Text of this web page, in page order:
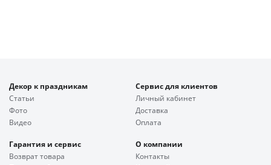
Декор к праздникам
Статьи
Фото
Видео
Сервис для клиентов
Личный кабинет
Доставка
Оплата
Гарантия и сервис
Возврат товара
О компании
Контакты